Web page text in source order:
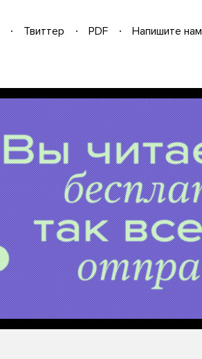
Твиттер PDF
Напишите нам